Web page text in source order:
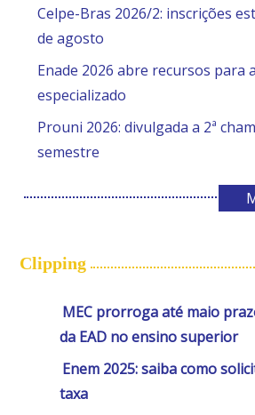
Celpe-Bras 2026/2: inscrições
de agosto
Enade 2026 abre recursos para
especializado
Prouni 2026: divulgada a 2ª
semestre
Clipping
MEC prorroga até maio
da EAD no ensino superior
Enem 2025: saiba como
taxa